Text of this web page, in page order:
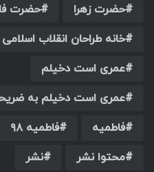
حضرت زهرا
حضرت
خانه طراحان انقلاب اسلامی
عمری است دخیلم
عمری است دخیلم به
فاطمیه
فاطمیه ۹۸
محتوا نشر
نشر